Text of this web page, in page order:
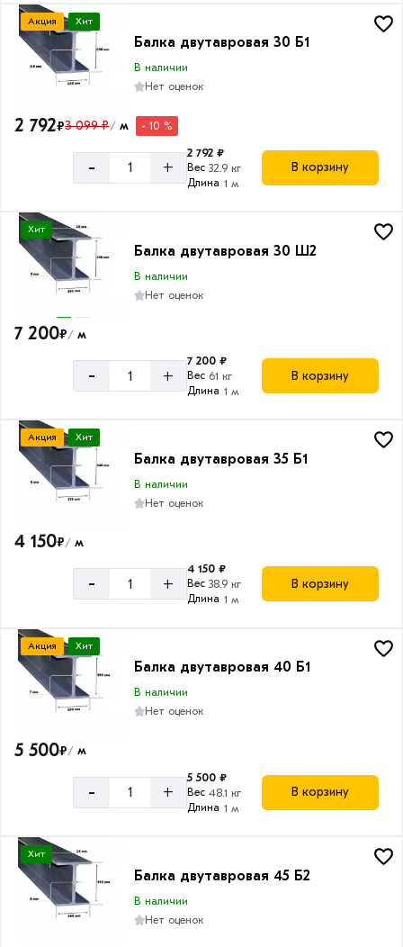
Акция Хит
Балка двутавровая 30 Б1
В наличии
Нет оценок
2 792₽3 099 ₽/ м - 10 %
- +
2 792 ₽
Вес 32.9 кг
Длина 1 м
В корзину
Хит
Балка двутавровая 30 Ш2
В наличии
Нет оценок
7 200₽/ м
- +
7 200 ₽
Вес 61 кг
Длина 1 м
В корзину
Акция Хит
Балка двутавровая 35 Б1
В наличии
Нет оценок
4 150₽/ м
- +
4 150 ₽
Вес 38.9 кг
Длина 1 м
В корзину
Акция Хит
Балка двутавровая 40 Б1
В наличии
Нет оценок
5 500₽/ м
- +
5 500 ₽
Вес 48.1 кг
Длина 1 м
В корзину
Хит
Балка двутавровая 45 Б2
В наличии
Нет оценок